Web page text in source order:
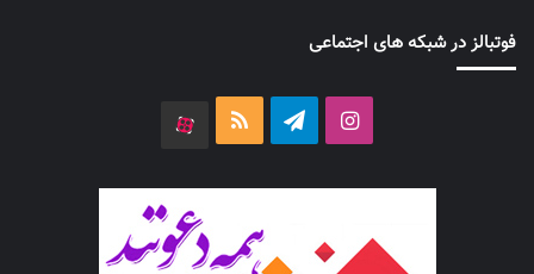
فوتبالز در شبکه های اجتماعی
اینستاگرامتلگرام خوراک